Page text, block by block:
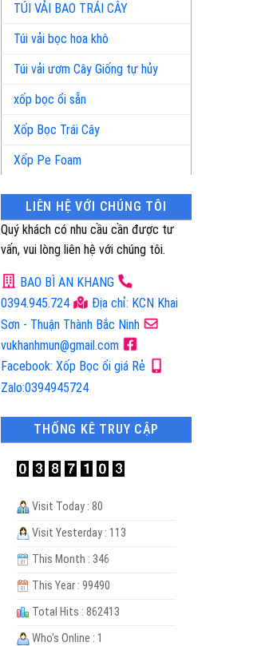
TÚI VẢI BAO TRÁI CÂY
Túi vải bọc hoa khô
Túi vải ươm Cây Giống tự hủy
xốp bọc ổi sẵn
Xốp Bọc Trái Cây
Xốp Pe Foam
LIÊN HỆ VỚI CHÚNG TÔI
Quý khách có nhu cầu cần được tư
vấn, vui lòng liên hệ với chúng tôi.
BAO BÌ AN KHANG
0394.945.724
Địa chỉ: KCN Khai
Sơn - Thuận Thành Bắc Ninh
vukhanhmun@gmail.com
Facebook: Xốp Bọc ổi giá Rẻ
Zalo:0394945724
THỐNG KÊ TRUY CẬP
Visit Today : 80
Visit Yesterday : 113
This Month : 346
This Year : 99490
Total Hits : 862413
Who's Online : 1